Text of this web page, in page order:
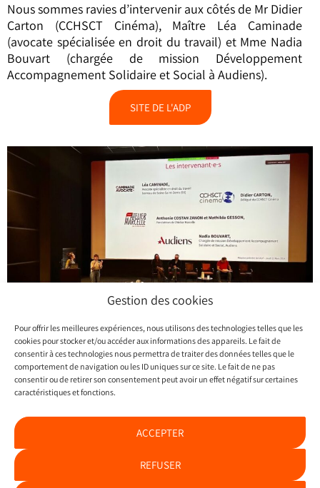
Gestion des cookies
Pour offrir les meilleures expériences, nous utilisons des technologies telles que les
cookies pour stocker et/ou accéder aux informations des appareils. Le fait de
consentir à ces technologies nous permettra de traiter des données telles que le
comportement de navigation ou les ID uniques sur ce site. Le fait de ne pas
consentir ou de retirer son consentement peut avoir un effet négatif sur certaines
caractéristiques et fonctions.
ACCEPTER
REFUSER
Nous sommes ravies d’intervenir aux côtés de Mr Didier
Carton (CCHSCT Cinéma), Maître Léa Caminade
(avocate spécialisée en droit du travail) et Mme Nadia
Bouvart (chargée de mission Développement
Accompagnement Solidaire et Social à Audiens).
SITE DE L'ADP
PRÉCÉDENT
César 2024, les bonnes nouvelles
SUIVANT
Bilan 2024 : égalité femme – homme dans la culture
Contact